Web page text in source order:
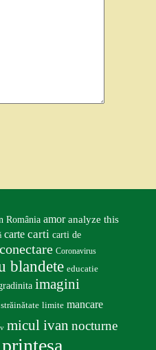
România amor analyze this
carte carti carti de
conectare Coronavirus
blandete educatie
imagini
limite mancare
micul ivan nocturne
prinţesa